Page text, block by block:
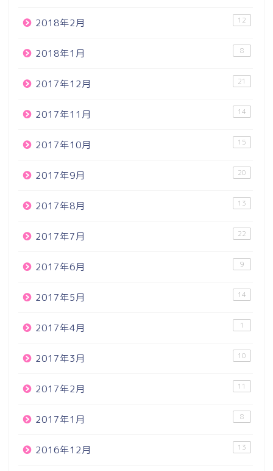
2018年2月 12
2018年1月 8
2017年12月 21
2017年11月 14
2017年10月 15
2017年9月 20
2017年8月 13
2017年7月 22
2017年6月 9
2017年5月 14
2017年4月 1
2017年3月 10
2017年2月 11
2017年1月 8
2016年12月 13